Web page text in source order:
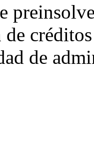
de créditos
de